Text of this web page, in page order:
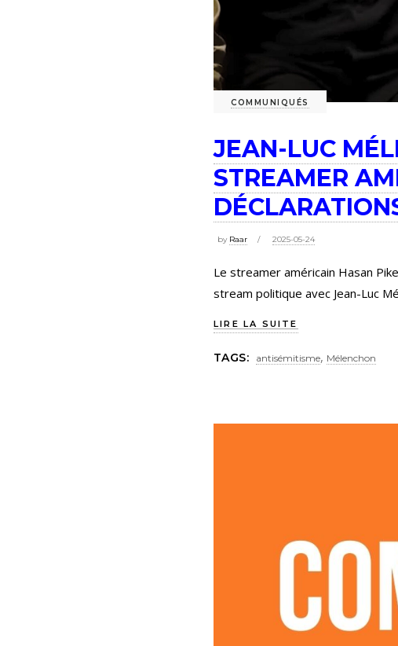
COMMUNIQUÉS
JEAN-LUC
STREAMER
by Raar 2025-05-24
Le streamer américain Hasan
stream politique avec Jean-Luc
LIRE LA SUITE
TAGS: antisémitisme, Mélenchon